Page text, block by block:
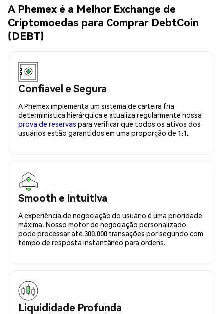
A Phemex é a Melhor Exchange de
Criptomoedas para Comprar DebtCoin
(DEBT)
Confiavel e Segura
A Phemex implementa um sistema de carteira fria
determinística hierárquica e atualiza regularmente nossa
prova de reservas para verificar que todos os ativos dos
usuários estão garantidos em uma proporção de 1:1.
Smooth e Intuitiva
A experiência de negociação do usuário é uma prioridade
máxima. Nosso motor de negociação personalizado
pode processar até 300.000 transações por segundo com
tempo de resposta instantâneo para ordens.
Liquididade Profunda